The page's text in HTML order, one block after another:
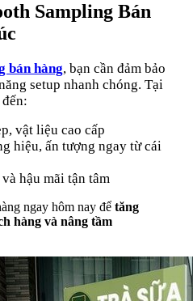
Sampling Bán
bán hàng, bạn cần đảm bảo
setup nhanh chóng. Tại
vật liệu cao cấp
hiệu, ấn tượng ngay từ cái
hậu mãi tận tâm
ngay hôm nay để tăng
hàng và nâng tầm